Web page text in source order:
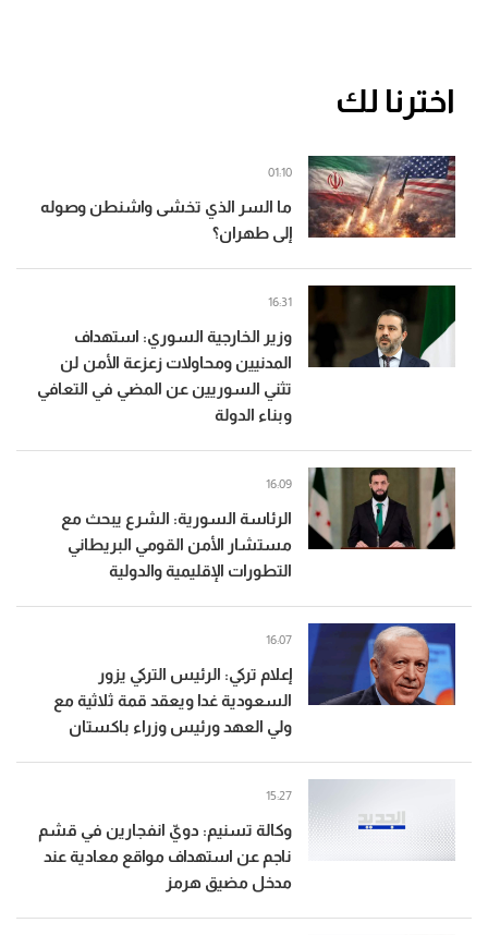
اخترنا لك
ما السر الذي تخشى واشنطن وصوله
إلى طهران؟
01:10
وزير الخارجية السوري: استهداف
المدنيين ومحاولات زعزعة الأمن لن
تثني السوريين عن المضي في التعافي
وبناء الدولة
16:31
الرئاسة السورية: الشرع يبحث مع
مستشار الأمن القومي البريطاني
التطورات الإقليمية والدولية
16:09
إعلام تركي: الرئيس التركي يزور
السعودية غدا ويعقد قمة ثلاثية مع
ولي العهد ورئيس وزراء باكستان
16:07
وكالة تسنيم: دويّ انفجارين في قشم
ناجم عن استهداف مواقع معادية عند
مدخل مضيق هرمز
15:27